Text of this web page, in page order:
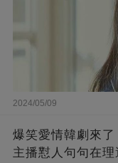
2024/05/09
爆笑愛情韓劇來
主播懟人句句在